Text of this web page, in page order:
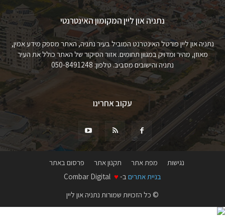
נתניה און ליין המקומון האינטרנטי
נתניה און ליין פורטל האינטרנט המוביל בעיר נתניה, האתר מספק מידע אמין,
מאוזן, מהיר ומדויק במגוון תחומים. אזור הסיקור של האתר כולל את העיר
נתניה והישובים מסביב. טלפון: 050-8491248
עקוב אחרינו
נגישות מפת אתר תקנון אתר
פרסום באתר
בניית אתרים ב- ♥
© כל הזכויות שמורות נתניה און ליין